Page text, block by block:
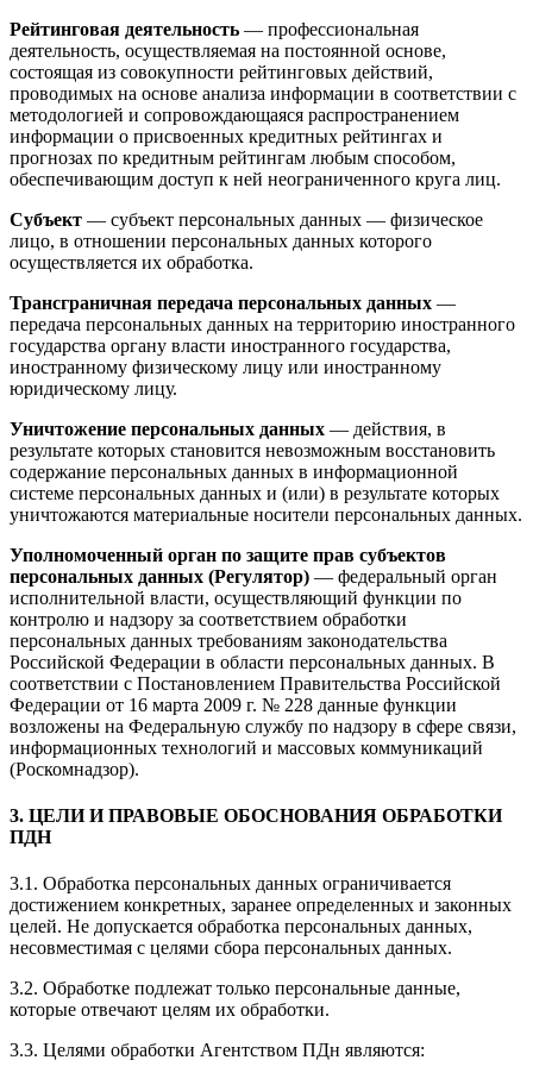
Рейтинговая деятельность — профессиональная
деятельность, осуществляемая на постоянной основе,
состоящая из совокупности рейтинговых действий,
проводимых на основе анализа информации в соответствии с
методологией и сопровождающаяся распространением
информации о присвоенных кредитных рейтингах и
прогнозах по кредитным рейтингам любым способом,
обеспечивающим доступ к ней неограниченного круга лиц.
Субъект — субъект персональных данных — физическое
лицо, в отношении персональных данных которого
осуществляется их обработка.
Трансграничная передача персональных данных —
передача персональных данных на территорию иностранного
государства органу власти иностранного государства,
иностранному физическому лицу или иностранному
юридическому лицу.
Уничтожение персональных данных — действия, в
результате которых становится невозможным восстановить
содержание персональных данных в информационной
системе персональных данных и (или) в результате которых
уничтожаются материальные носители персональных данных.
Уполномоченный орган по защите прав субъектов
персональных данных (Регулятор) — федеральный орган
исполнительной власти, осуществляющий функции по
контролю и надзору за соответствием обработки
персональных данных требованиям законодательства
Российской Федерации в области персональных данных. В
соответствии с Постановлением Правительства Российской
Федерации от 16 марта 2009 г. № 228 данные функции
возложены на Федеральную службу по надзору в сфере связи,
информационных технологий и массовых коммуникаций
(Роскомнадзор).
3. ЦЕЛИ И ПРАВОВЫЕ ОБОСНОВАНИЯ ОБРАБОТКИ
ПДН
3.1. Обработка персональных данных ограничивается
достижением конкретных, заранее определенных и законных
целей. Не допускается обработка персональных данных,
несовместимая с целями сбора персональных данных.
3.2. Обработке подлежат только персональные данные,
которые отвечают целям их обработки.
3.3. Целями обработки Агентством ПДн являются: